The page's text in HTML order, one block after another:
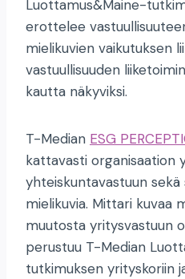
Luottamus&Maine-
erottelee
mielikuvien vaikutuksen
vastuullisuuden
kautta näkyviksi.
T-Median ESG
kattavasti organisaation
yhteiskuntavastuun sekä
mielikuvia. Mittari kuvaa
muutosta yritysvastuun
perustuu T-Median
tutkimuksen yrityskoriin